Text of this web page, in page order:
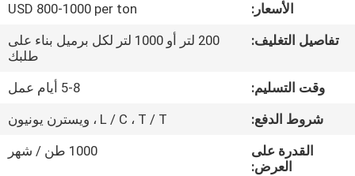
في
المعمل
مراقبة
الجودة
الأسعار:
USD 800-1000 per ton
تفاصيل التغليف:
200 لتر أو 1000 لتر لكل برميل بناء على
طلبك
وقت التسليم:
5-8 أيام عمل
شروط الدفع:
L / C ، T / T ، ويسترن يونيون
القدرة على
العرض:
1000 طن / شهر